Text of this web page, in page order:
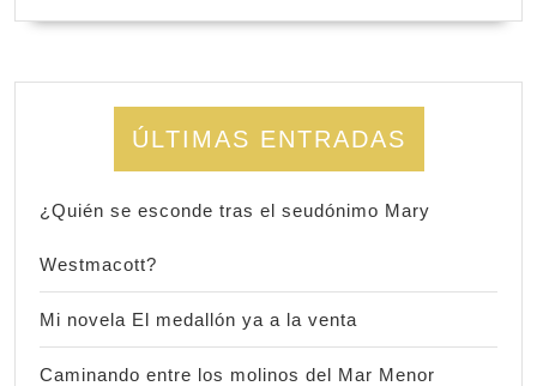
ÚLTIMAS ENTRADAS
¿Quién se esconde tras el seudónimo Mary
Westmacott?
Mi novela El medallón ya a la venta
Caminando entre los molinos del Mar Menor